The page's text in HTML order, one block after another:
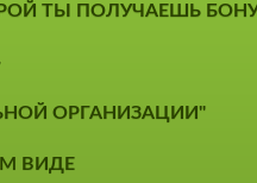
ТЫ ПОЛУЧАЕШЬ
ОРГАНИЗАЦИИ"
ВИДЕ